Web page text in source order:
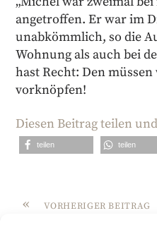
angetroffen. Er war im
unabkömmlich, so die
Wohnung als auch bei
hast Recht: Den
vorknöpfen!
Diesen Beitrag teilen
teilen teilen
« VORHERIGER BEITRAG